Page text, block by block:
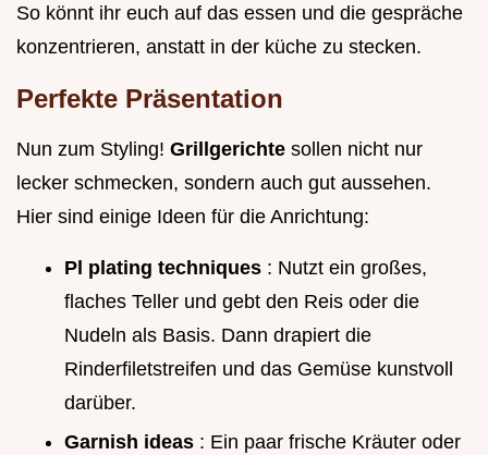
So könnt ihr euch auf das essen und die gespräche
konzentrieren, anstatt in der küche zu stecken.
Perfekte Präsentation
Nun zum Styling! Grillgerichte sollen nicht nur
lecker schmecken, sondern auch gut aussehen.
Hier sind einige Ideen für die Anrichtung:
Pl plating techniques : Nutzt ein großes,
flaches Teller und gebt den Reis oder die
Nudeln als Basis. Dann drapiert die
Rinderfiletstreifen und das Gemüse kunstvoll
darüber.
Garnish ideas : Ein paar frische Kräuter oder